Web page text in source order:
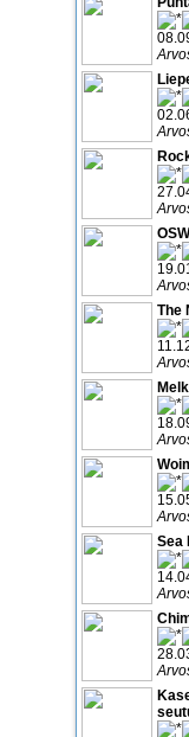
The
Sea